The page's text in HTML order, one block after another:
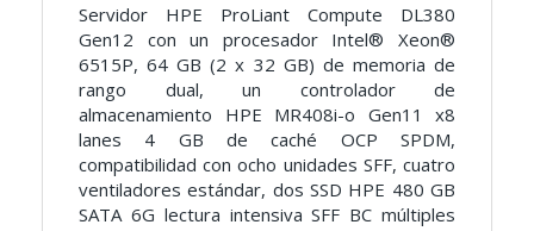
Servidor HPE ProLiant Compute DL380
Gen12 con un procesador Intel® Xeon®
6515P, 64 GB (2 x 32 GB) de memoria de
rango dual, un controlador de
almacenamiento HPE MR408i-o Gen11 x8
lanes 4 GB de caché OCP SPDM,
compatibilidad con ocho unidades SFF, cuatro
ventiladores estándar, dos SSD HPE 480 GB
SATA 6G lectura intensiva SFF BC múltiples